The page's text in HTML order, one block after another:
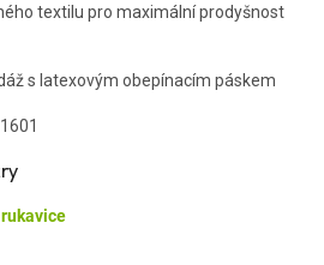
textilu pro maximální prodyšnost
s latexovým obepínacím páskem